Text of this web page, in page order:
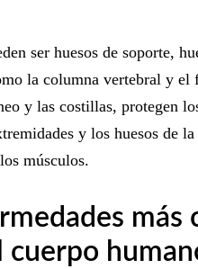
ser huesos de soporte,
la columna vertebral y el
y las costillas, protegen
y los huesos de
músculos.
más
cuerpo